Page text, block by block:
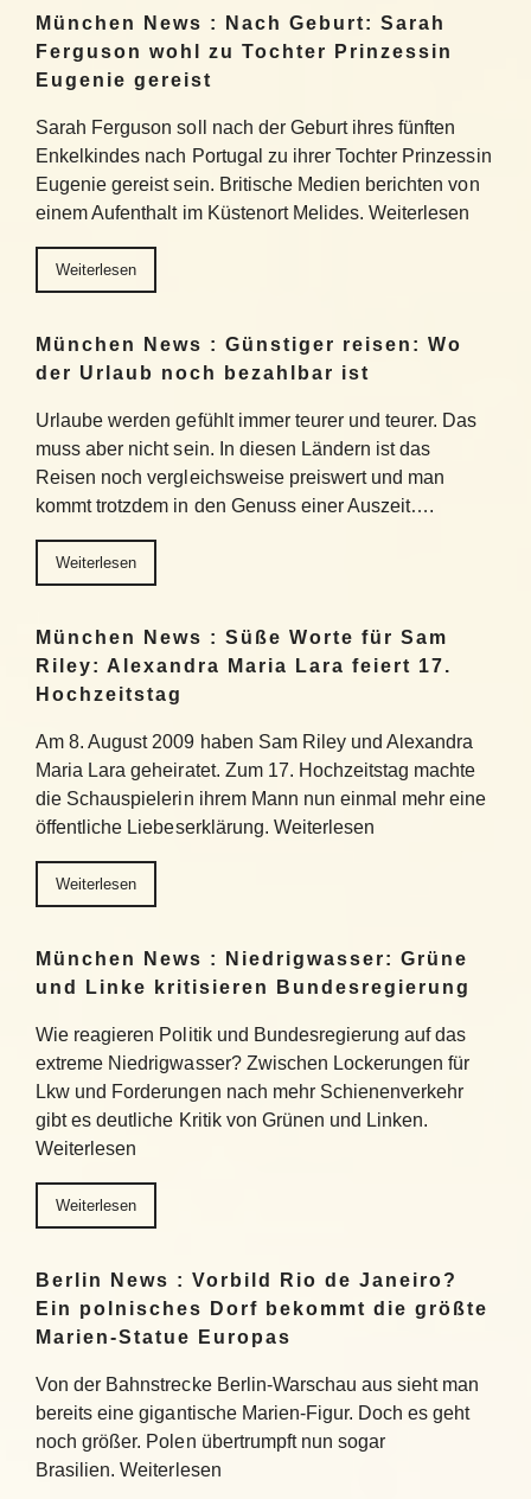
München News : Nach Geburt: Sarah
Ferguson wohl zu Tochter Prinzessin
Eugenie gereist
Sarah Ferguson soll nach der Geburt ihres fünften
Enkelkindes nach Portugal zu ihrer Tochter Prinzessin
Eugenie gereist sein. Britische Medien berichten von
einem Aufenthalt im Küstenort Melides. Weiterlesen
Weiterlesen
München News : Günstiger reisen: Wo
der Urlaub noch bezahlbar ist
Urlaube werden gefühlt immer teurer und teurer. Das
muss aber nicht sein. In diesen Ländern ist das
Reisen noch vergleichsweise preiswert und man
kommt trotzdem in den Genuss einer Auszeit….
Weiterlesen
München News : Süße Worte für Sam
Riley: Alexandra Maria Lara feiert 17.
Hochzeitstag
Am 8. August 2009 haben Sam Riley und Alexandra
Maria Lara geheiratet. Zum 17. Hochzeitstag machte
die Schauspielerin ihrem Mann nun einmal mehr eine
öffentliche Liebeserklärung. Weiterlesen
Weiterlesen
München News : Niedrigwasser: Grüne
und Linke kritisieren Bundesregierung
Wie reagieren Politik und Bundesregierung auf das
extreme Niedrigwasser? Zwischen Lockerungen für
Lkw und Forderungen nach mehr Schienenverkehr
gibt es deutliche Kritik von Grünen und Linken.
Weiterlesen
Weiterlesen
Berlin News : Vorbild Rio de Janeiro?
Ein polnisches Dorf bekommt die größte
Marien-Statue Europas
Von der Bahnstrecke Berlin-Warschau aus sieht man
bereits eine gigantische Marien-Figur. Doch es geht
noch größer. Polen übertrumpft nun sogar
Brasilien. Weiterlesen